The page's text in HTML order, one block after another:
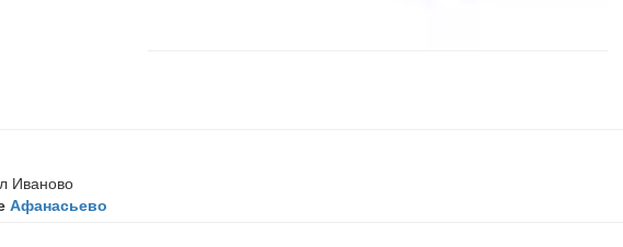
Иваново
Афанасьево